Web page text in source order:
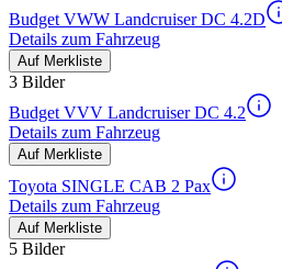
Budget VWW Landcruiser DC 4.2D
Details zum Fahrzeug
Auf Merkliste
3 Bilder
Budget VVV Landcruiser DC 4.2
Details zum Fahrzeug
Auf Merkliste
Toyota SINGLE CAB 2 Pax
Details zum Fahrzeug
Auf Merkliste
5 Bilder